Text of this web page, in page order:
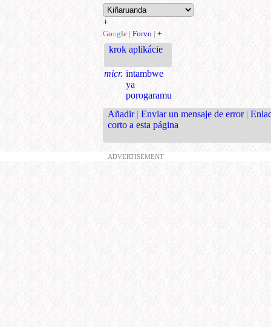
+
Google | Forvo | +
krok aplikácie
micr. intambwe
ya
porogaramu
Añadir | Enviar un mensaje de error |
corto a esta página
ADVERTISEMENT